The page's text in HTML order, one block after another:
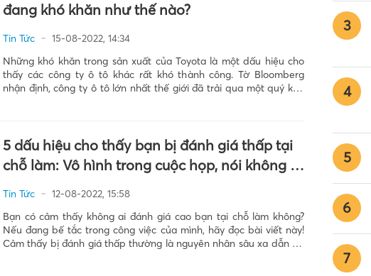
đang khó khăn như thế nào?
Tin Tức
15-08-2022, 14:34
Những khó khăn trong sản xuất của Toyota là một dấu hiệu cho
thấy các công ty ô tô khác rất khó thành công. Tờ Bloomberg
nhận định, công ty ô tô lớn nhất thế giới đã trải qua một quý khó
5 dấu hiệu cho thấy bạn bị đánh giá thấp tại
chỗ làm: Vô hình trong cuộc họp, nói không ai
Tin Tức
12-08-2022, 15:58
Bạn có cảm thấy không ai đánh giá cao bạn tại chỗ làm không?
Nếu đang bế tắc trong công việc của mình, hãy đọc bài viết này!
Cảm thấy bị đánh giá thấp thường là nguyên nhân sâu xa dẫn tới
3
4
5
6
7